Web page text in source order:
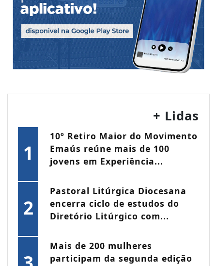
+ Lidas
1
10º Retiro Maior do Movimento
Emaús reúne mais de 100
jovens em Experiência...
2
Pastoral Litúrgica Diocesana
encerra ciclo de estudos do
Diretório Litúrgico com...
Mais de 200 mulheres
participam da segunda edição